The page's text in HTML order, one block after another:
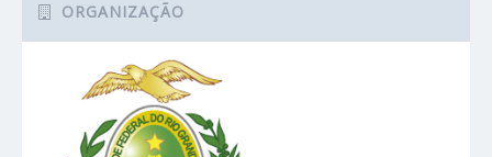
ORGANIZAÇÃO